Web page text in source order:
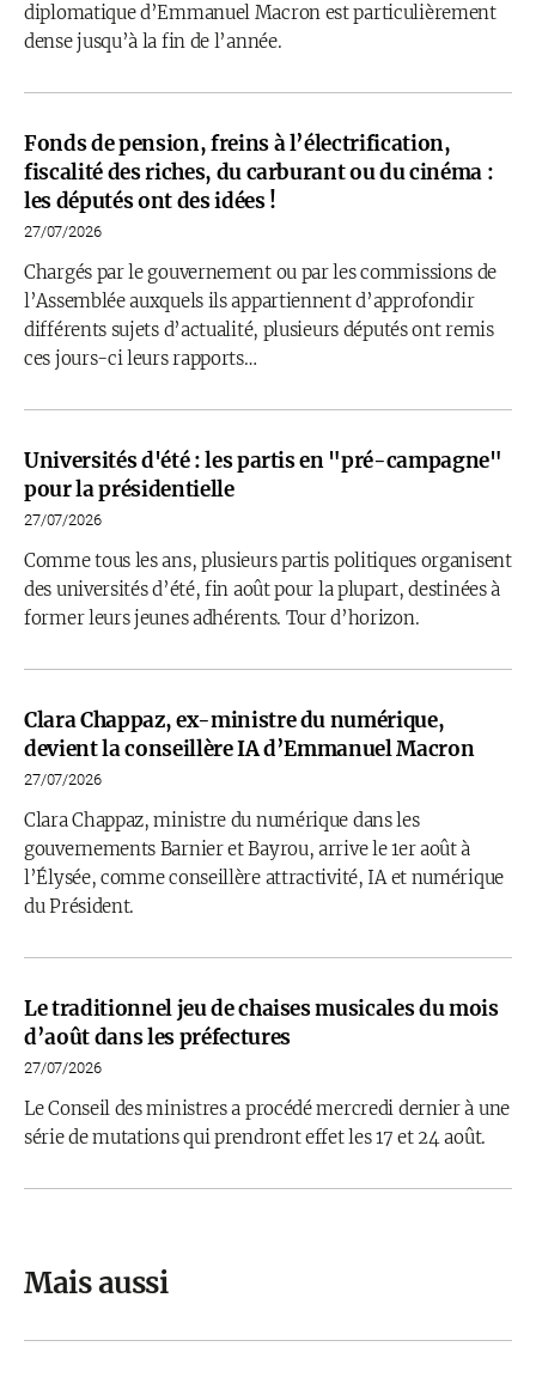
diplomatique d’Emmanuel Macron est particulièrement
dense jusqu’à la fin de l’année.
Fonds de pension, freins à l’électrification,
fiscalité des riches, du carburant ou du cinéma :
les députés ont des idées !
27/07/2026
Chargés par le gouvernement ou par les commissions de
l’Assemblée auxquels ils appartiennent d’approfondir
différents sujets d’actualité, plusieurs députés ont remis
ces jours-ci leurs rapports…
Universités d'été : les partis en "pré-campagne"
pour la présidentielle
27/07/2026
Comme tous les ans, plusieurs partis politiques organisent
des universités d’été, fin août pour la plupart, destinées à
former leurs jeunes adhérents. Tour d’horizon.
Clara Chappaz, ex-ministre du numérique,
devient la conseillère IA d’Emmanuel Macron
27/07/2026
Clara Chappaz, ministre du numérique dans les
gouvernements Barnier et Bayrou, arrive le 1er août à
l’Élysée, comme conseillère attractivité, IA et numérique
du Président.
Le traditionnel jeu de chaises musicales du mois
d’août dans les préfectures
27/07/2026
Le Conseil des ministres a procédé mercredi dernier à une
série de mutations qui prendront effet les 17 et 24 août.
Mais aussi